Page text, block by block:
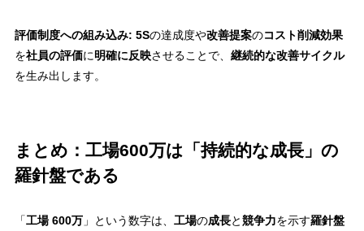
評価制度への組み込み: 5Sの達成度や改善提案のコスト削減効果
を社員の評価に明確に反映させることで、 継続的な改善サイクル
を生み出します。
まとめ：工場600万は「持続的な成長」の
羅針盤である
「工場 600万」という数字は、 工場の成長と競争力を示す羅針盤